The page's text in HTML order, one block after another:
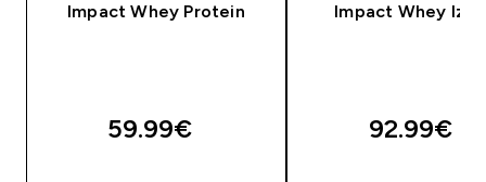
Impact Whey Protein
59.99€‎
Impact Whey
92.99€‎